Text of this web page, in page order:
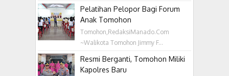
Pelatihan Pelopor Bagi Forum
Anak Tomohon
Tomohon,RedaksiManado.Com
~Walikota Tomohon Jimmy F...
Resmi Berganti, Tomohon Miliki
Kapolres Baru